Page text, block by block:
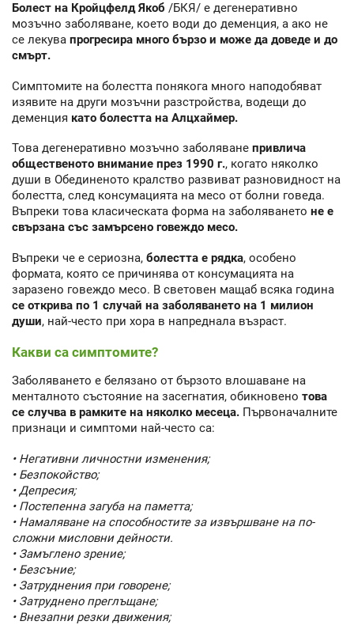
Болест на Кройцфелд Якоб /БКЯ/ е дегенеративно
мозъчно заболяване, което води до деменция, а ако не
се лекува прогресира много бързо и може да доведе и до
смърт.
Симптомите на болестта понякога много наподобяват
изявите на други мозъчни разстройства, водещи до
деменция като болестта на Алцхаймер.
Това дегенеративно мозъчно заболяване привлича
общественото внимание през 1990 г., когато няколко
души в Обединеното кралство развиват разновидност на
болестта, след консумацията на месо от болни говеда.
Въпреки това класическата форма на заболяването не е
свързана със замърсено говеждо месо.
Въпреки че е сериозна, болестта е рядка, особено
формата, която се причинява от консумацията на
заразено говеждо месо. В световен мащаб всяка година
се открива по 1 случай на заболяването на 1 милион
души, най-често при хора в напреднала възраст.
Какви са симптомите?
Заболяването е белязано от бързото влошаване на
менталното състояние на засегнатия, обикновено това
се случва в рамките на няколко месеца. Първоначалните
признаци и симптоми най-често са:
• Негативни личностни изменения;
• Безпокойство;
• Депресия;
• Постепенна загуба на паметта;
• Намаляване на способностите за извършване на по-
сложни мисловни дейности.
• Замъглено зрение;
• Безсъние;
• Затруднения при говорене;
• Затруднено преглъщане;
• Внезапни резки движения;